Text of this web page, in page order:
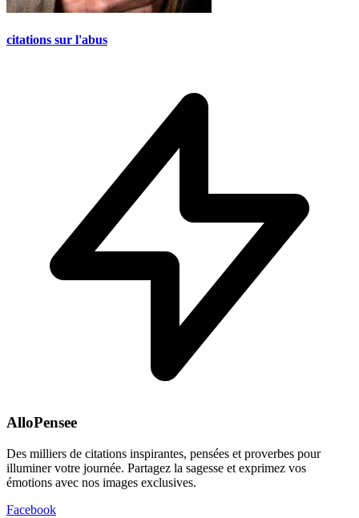
citations sur l'abus
AlloPensee
Des milliers de citations inspirantes, pensées et proverbes pour
illuminer votre journée. Partagez la sagesse et exprimez vos
émotions avec nos images exclusives.
Facebook